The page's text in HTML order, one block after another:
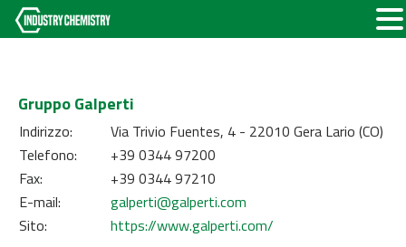
Gruppo Galperti
Indirizzo:
Via Trivio Fuentes, 4 - 22010 Gera Lario (CO)
Telefono:
+39 0344 97200
Fax:
+39 0344 97210
E-mail:
galperti@galperti.com
Sito:
https://www.galperti.com/